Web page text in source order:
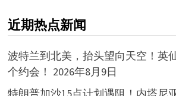
近期热点新闻
波特兰到北美，抬头望向天空！英
个约会！ 2026年8月9日
特朗普加沙15点计划遇阻！内塔尼